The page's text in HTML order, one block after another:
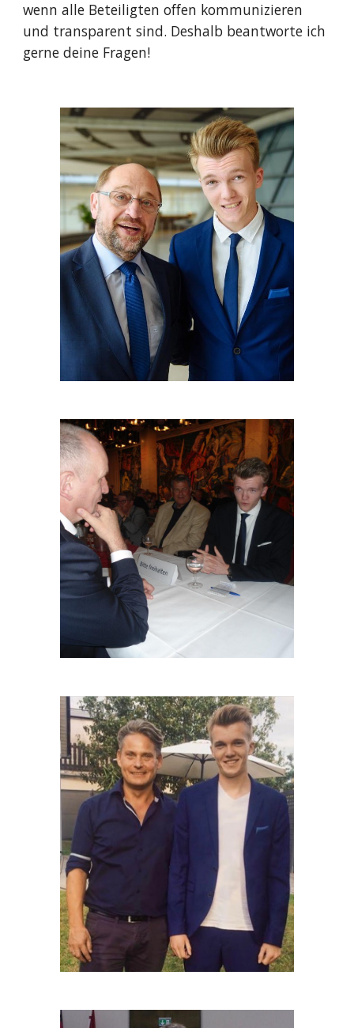
wenn alle Beteiligten offen kommunizieren
und transparent sind. Deshalb beantworte ich
gerne deine Fragen!